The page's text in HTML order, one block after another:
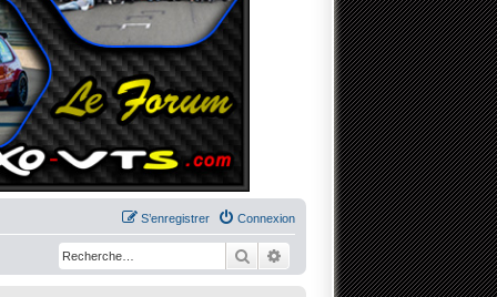
Connexion
S’enregistrer
RechercherRecherche avancée